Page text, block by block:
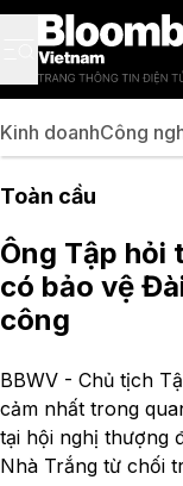
Kinh doanhCông
Toàn cầu
Ông Tập hỏi
có bảo vệ
công
BBWV - Chủ tịch
cảm nhất trong
tại hội nghị thượng
Nhà Trắng từ chối